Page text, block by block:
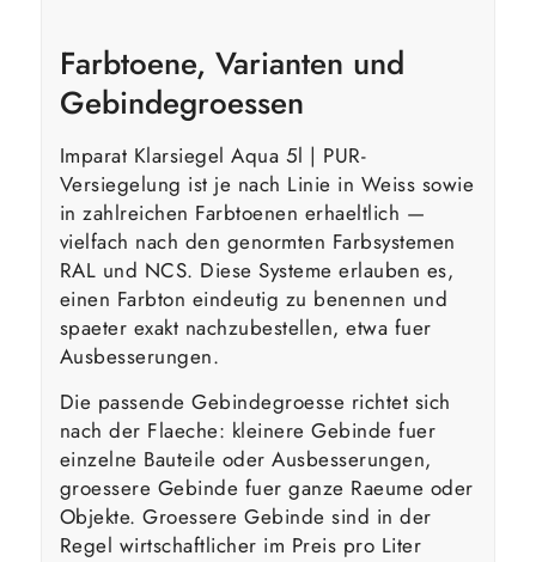
Farbtoene, Varianten und
Gebindegroessen
Imparat Klarsiegel Aqua 5l | PUR-
Versiegelung ist je nach Linie in Weiss sowie
in zahlreichen Farbtoenen erhaeltlich —
vielfach nach den genormten Farbsystemen
RAL und NCS. Diese Systeme erlauben es,
einen Farbton eindeutig zu benennen und
spaeter exakt nachzubestellen, etwa fuer
Ausbesserungen.
Die passende Gebindegroesse richtet sich
nach der Flaeche: kleinere Gebinde fuer
einzelne Bauteile oder Ausbesserungen,
groessere Gebinde fuer ganze Raeume oder
Objekte. Groessere Gebinde sind in der
Regel wirtschaftlicher im Preis pro Liter